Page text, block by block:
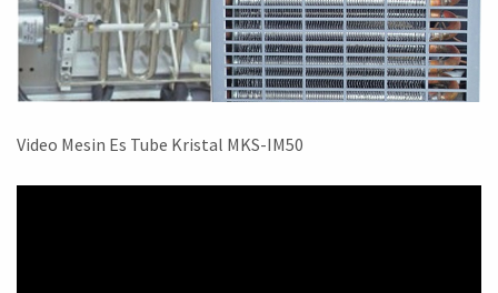
Video Mesin Es Tube Kristal MKS-IM50